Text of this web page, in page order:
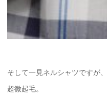
そして一見ネルシャツですが
超微起毛。